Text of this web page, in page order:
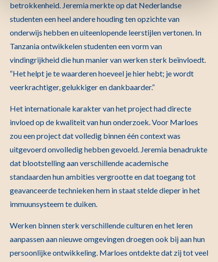
betrokkenheid. Jeremia merkte op dat Nederlandse
studenten een heel andere houding ten opzichte van
onderwijs hebben en uiteenlopende leerstijlen vertonen. In
Tanzania ontwikkelen studenten een vorm van
vindingrijkheid die hun manier van werken sterk beïnvloedt.
“Het helpt je te waarderen hoeveel je hier hebt; je wordt
veerkrachtiger, gelukkiger en dankbaarder.”
Het internationale karakter van het project had directe
invloed op de kwaliteit van hun onderzoek. Voor Marloes
zou een project dat volledig binnen één context was
uitgevoerd onvolledig hebben gevoeld. Jeremia benadrukte
dat blootstelling aan verschillende academische
standaarden hun ambities vergrootte en dat toegang tot
geavanceerde technieken hem in staat stelde dieper in het
immuunsysteem te duiken.
Werken binnen sterk verschillende culturen en het leren
aanpassen aan nieuwe omgevingen droegen ook bij aan hun
persoonlijke ontwikkeling. Marloes ontdekte dat zij tot veel